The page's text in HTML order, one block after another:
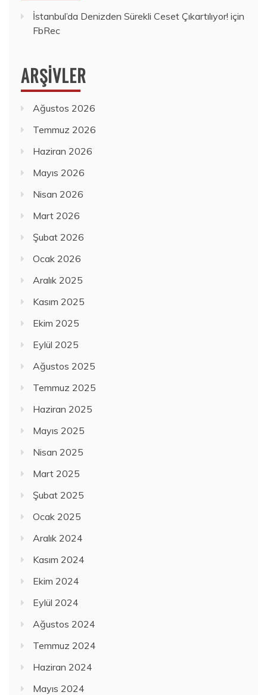
İstanbul’da Denizden Sürekli Ceset Çıkartılıyor! için
FbRec
ARŞIVLER
Ağustos 2026
Temmuz 2026
Haziran 2026
Mayıs 2026
Nisan 2026
Mart 2026
Şubat 2026
Ocak 2026
Aralık 2025
Kasım 2025
Ekim 2025
Eylül 2025
Ağustos 2025
Temmuz 2025
Haziran 2025
Mayıs 2025
Nisan 2025
Mart 2025
Şubat 2025
Ocak 2025
Aralık 2024
Kasım 2024
Ekim 2024
Eylül 2024
Ağustos 2024
Temmuz 2024
Haziran 2024
Mayıs 2024